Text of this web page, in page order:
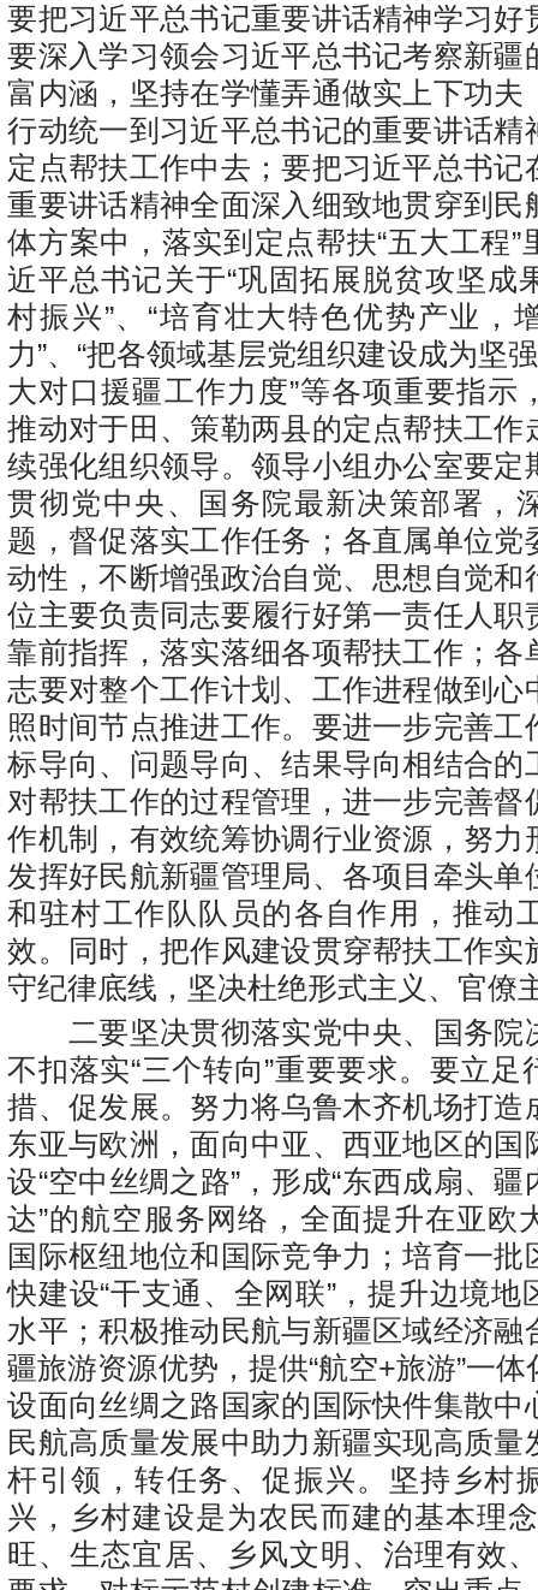
要把习近平总书记重要讲话精神学习好
要深入学习领会习近平总书记考察新疆
富内涵，坚持在学懂弄通做实上下功夫
行动统一到习近平总书记的重要讲话精
定点帮扶工作中去；要把习近平总书记
重要讲话精神全面深入细致地贯穿到民
体方案中，落实到定点帮扶“五大工程”
近平总书记关于“巩固拓展脱贫攻坚成
村振兴”、“培育壮大特色优势产业，
力”、“把各领域基层党组织建设成为坚
大对口援疆工作力度”等各项重要指示
推动对于田、策勒两县的定点帮扶工作
续强化组织领导。领导小组办公室要定
贯彻党中央、国务院最新决策部署，
题，督促落实工作任务；各直属单位党
动性，不断增强政治自觉、思想自觉和
位主要负责同志要履行好第一责任人职
靠前指挥，落实落细各项帮扶工作；各
志要对整个工作计划、工作进程做到心
照时间节点推进工作。要进一步完善工
标导向、问题导向、结果导向相结合的
对帮扶工作的过程管理，进一步完善督
作机制，有效统筹协调行业资源，努力
发挥好民航新疆管理局、各项目牵头单
和驻村工作队队员的各自作用，推动
效。同时，把作风建设贯穿帮扶工作实
守纪律底线，坚决杜绝形式主义、官僚
二要坚决贯彻落实党中央、国务院
不扣落实“三个转向”重要要求。要立足
措、促发展。努力将乌鲁木齐机场打造
东亚与欧洲，面向中亚、西亚地区的国
设“空中丝绸之路”，形成“东西成扇、
达”的航空服务网络，全面提升在亚欧
国际枢纽地位和国际竞争力；培育一批
快建设“干支通、全网联”，提升边境地
水平；积极推动民航与新疆区域经济融
疆旅游资源优势，提供“航空+旅游”一
设面向丝绸之路国家的国际快件集散中
民航高质量发展中助力新疆实现高质量
杆引领，转任务、促振兴。坚持乡村
兴，乡村建设是为农民而建的基本理
旺、生态宜居、乡风文明、治理有效